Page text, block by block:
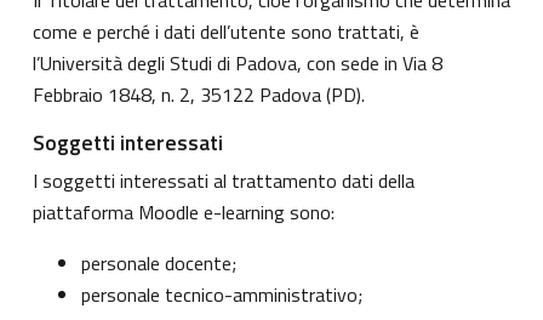
come e perché i dati dell’utente sono trattati, è
l’Università degli Studi di Padova, con sede in Via 8
Febbraio 1848, n. 2, 35122 Padova (PD).
Soggetti interessati
I soggetti interessati al trattamento dati della
piattaforma Moodle e-learning sono:
personale docente;
personale tecnico-amministrativo;